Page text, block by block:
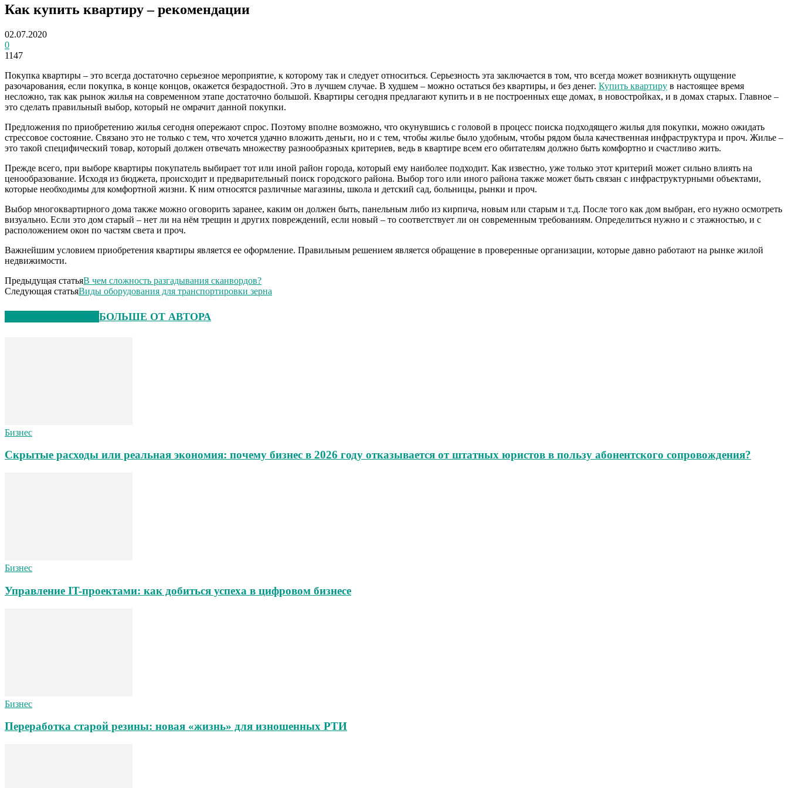
Как купить квартиру – рекомендации
02.07.2020
0
1147
Покупка квартиры – это всегда достаточно серьезное мероприятие, к которому так и следует относиться. Серьезность эта заключается в том, что всегда может возникнуть ощущение
разочарования, если покупка, в конце концов, окажется безрадостной. Это в лучшем случае. В худшем – можно остаться без квартиры, и без денег. Купить квартиру в настоящее время
несложно, так как рынок жилья на современном этапе достаточно большой. Квартиры сегодня предлагают купить и в не построенных еще домах, в новостройках, и в домах старых. Главное –
это сделать правильный выбор, который не омрачит данной покупки.
Предложения по приобретению жилья сегодня опережают спрос. Поэтому вполне возможно, что окунувшись с головой в процесс поиска подходящего жилья для покупки, можно ожидать
стрессовое состояние. Связано это не только с тем, что хочется удачно вложить деньги, но и с тем, чтобы жилье было удобным, чтобы рядом была качественная инфраструктура и проч. Жилье –
это такой специфический товар, который должен отвечать множеству разнообразных критериев, ведь в квартире всем его обитателям должно быть комфортно и счастливо жить.
Прежде всего, при выборе квартиры покупатель выбирает тот или иной район города, который ему наиболее подходит. Как известно, уже только этот критерий может сильно влиять на
ценообразование. Исходя из бюджета, происходит и предварительный поиск городского района. Выбор того или иного района также может быть связан с инфраструктурными объектами,
которые необходимы для комфортной жизни. К ним относятся различные магазины, школа и детский сад, больницы, рынки и проч.
Выбор многоквартирного дома также можно оговорить заранее, каким он должен быть, панельным либо из кирпича, новым или старым и т.д. После того как дом выбран, его нужно осмотреть
визуально. Если это дом старый – нет ли на нём трещин и других повреждений, если новый – то соответствует ли он современным требованиям. Определиться нужно и с этажностью, и с
расположением окон по частям света и проч.
Важнейшим условием приобретения квартиры является ее оформление. Правильным решением является обращение в проверенные организации, которые давно работают на рынке жилой
недвижимости.
Предыдущая статьяВ чем сложность разгадывания сканвордов?
Следующая статьяВиды оборудования для транспортировки зерна
БОЛЬШЕ ОТ АВТОРА
Бизнес
Скрытые расходы или реальная экономия: почему бизнес в 2026 году отказывается от штатных юристов в пользу абонентского сопровождения?
Бизнес
Управление IT-проектами: как добиться успеха в цифровом бизнесе
Бизнес
Переработка старой резины: новая «жизнь» для изношенных РТИ